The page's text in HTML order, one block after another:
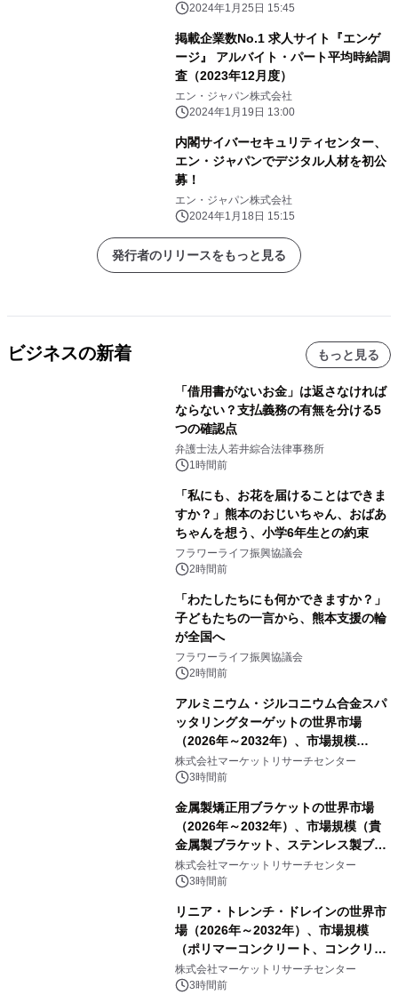
2024年1月25日 15:45
掲載企業数No.1 求人サイト『エンゲ
ージ』 アルバイト・パート平均時給調
査（2023年12月度）
エン・ジャパン株式会社
2024年1月19日 13:00
内閣サイバーセキュリティセンター、
エン・ジャパンでデジタル人材を初公
募！
エン・ジャパン株式会社
2024年1月18日 15:15
発行者のリリースをもっと見る
ビジネスの新着 もっと見る
「借用書がないお金」は返さなければ
ならない？支払義務の有無を分ける5
つの確認点
弁護士法人若井綜合法律事務所
1時間前
「私にも、お花を届けることはできま
すか？」熊本のおじいちゃん、おばあ
ちゃんを想う、小学6年生との約束
フラワーライフ振興協議会
2時間前
「わたしたちにも何かできますか？」
子どもたちの一言から、熊本支援の輪
が全国へ
フラワーライフ振興協議会
2時間前
アルミニウム・ジルコニウム合金スパ
ッタリングターゲットの世界市場
（2026年～2032年）、市場規模
（0.995、0.999、その他）・分析レポ
ートを発表
株式会社マーケットリサーチセンター
3時間前
金属製矯正用ブラケットの世界市場
（2026年～2032年）、市場規模（貴
金属製ブラケット、ステンレス製ブラ
ケット、純チタン製ブラケット）・分
析レポートを発表
株式会社マーケットリサーチセンター
3時間前
リニア・トレンチ・ドレインの世界市
場（2026年～2032年）、市場規模
（ポリマーコンクリート、コンクリー
ト、プラスチック、金属）・分析レポ
ートを発表
株式会社マーケットリサーチセンター
3時間前